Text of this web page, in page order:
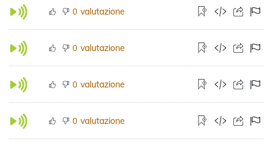
0 valutazione
0 valutazione
0 valutazione
0 valutazione